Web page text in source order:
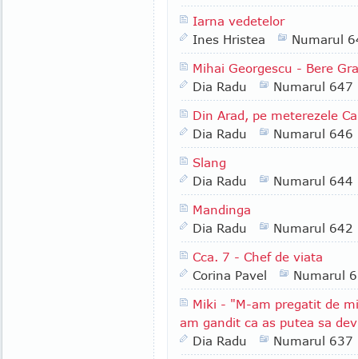
Iarna vedetelor
Ines Hristea
Numarul
Mihai Georgescu - Bere
Dia Radu
Numarul 647
Din Arad, pe meterezele
Dia Radu
Numarul 646
Slang
Dia Radu
Numarul 644
Mandinga
Dia Radu
Numarul 642
Cca. 7 - Chef de viata
Corina Pavel
Numarul
Miki - "M-am pregatit de
am gandit ca as putea sa
Dia Radu
Numarul 637